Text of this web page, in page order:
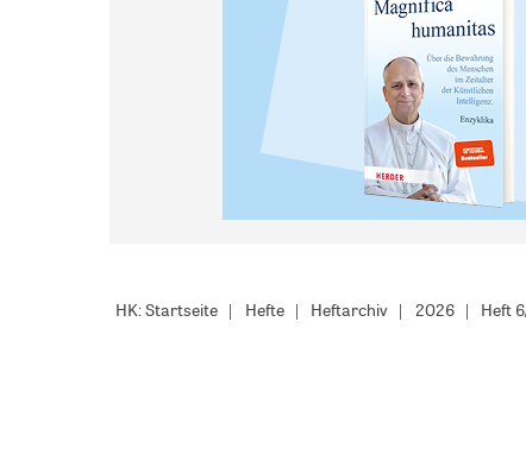
HK: Startseite Hefte Heftarchiv 2026 Heft